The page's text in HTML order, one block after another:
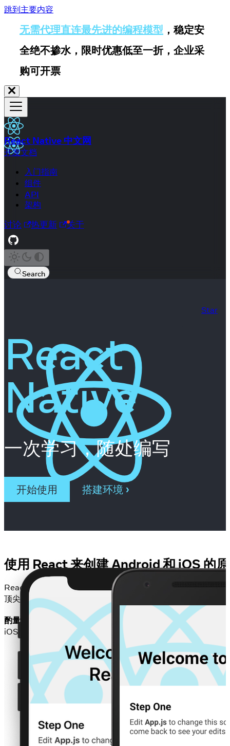
跳到主要内容
无需代理直连最先进的编程模型 ，稳定安
全绝不掺水，限时优惠低至一折，企业采
购可开票
React Native 中文网
开发文档
入门指南
组件
API
架构
讨论 热更新 关于
Search
Star
React
Native
一次学习，随处编写
开始使用 搭建环境
使用 React 来创建 Android 和 iOS 的
React Native 将原生开发的最佳部分与 React 相结合， 致力
顶尖 JavaScript 框架。
酌量添加，多少随意。随时都可以把 React Native 无缝集成
iOS 项目，当然也可以完全从头焕然一新地重写。